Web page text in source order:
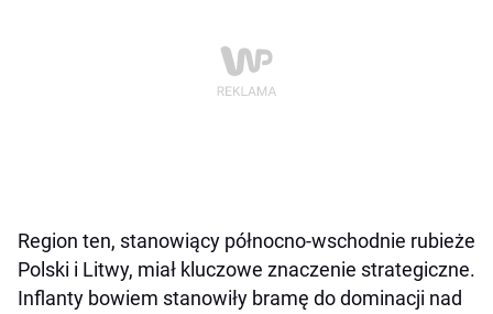
Region ten, stanowiący północno-wschodnie rubieże
Polski i Litwy, miał kluczowe znaczenie strategiczne.
Inflanty bowiem stanowiły bramę do dominacji nad